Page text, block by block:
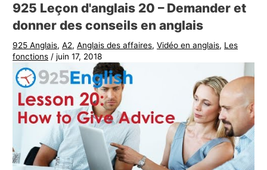
925 Leçon d'anglais 20 – Demander et
donner des conseils en anglais
925 Anglais,A2,Anglais des affaires,Vidéo en anglais, Les
fonctions /juin 17, 2018
i
s
d
e
s
i